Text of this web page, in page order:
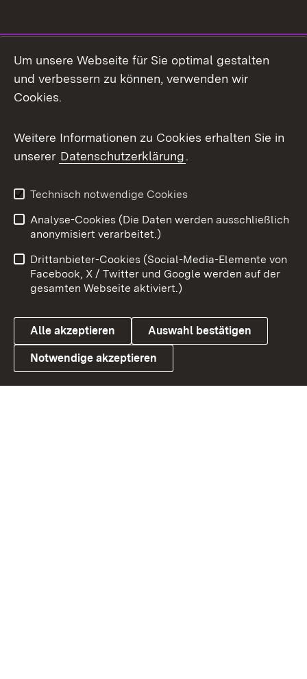
Facebook
X / Twitter
Youtube
Link zum Landesportal
Impressum
Kontakt
Barrierefreiheit
Datenschutz
Cookies
Um unsere Webseite für Sie optimal gestalten
und verbessern zu können, verwenden wir
Cookies.
Weitere Informationen zu Cookies erhalten Sie in
unserer Datenschutzerklärung.
Technisch notwendige Cookies
Analyse-Cookies (Die Daten werden ausschließlich
anonymisiert verarbeitet.)
Drittanbieter-Cookies (Social-Media-Elemente von
Facebook, X / Twitter und Google werden auf der
gesamten Webseite aktiviert.)
Alle akzeptieren Auswahl bestätigen
Notwendige akzeptieren